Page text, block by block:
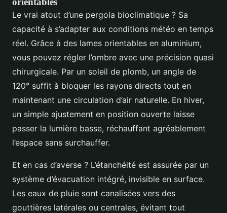
Le vrai atout d’une pergola bioclimatique ? Sa
capacité à s’adapter aux conditions météo en temps
réel. Grâce à des lames orientables en aluminium,
vous pouvez régler l’ombre avec une précision quasi
chirurgicale. Par un soleil de plomb, un angle de
120° suffit à bloquer les rayons directs tout en
maintenant une circulation d’air naturelle. En hiver,
un simple ajustement en position ouverte laisse
passer la lumière basse, réchauffant agréablement
l’espace sans surchauffer.
Et en cas d’averse ? L’étanchéité est assurée par un
système d’évacuation intégré, invisible en surface.
Les eaux de pluie sont canalisées vers des
gouttières latérales ou centrales, évitant tout